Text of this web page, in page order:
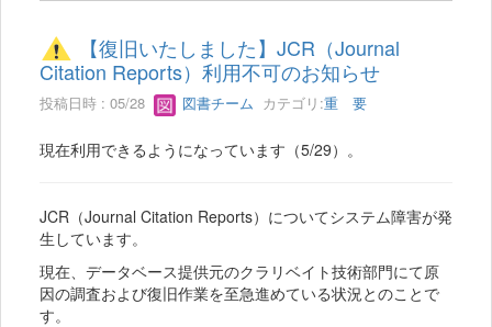
【復旧いたしました】JCR（Journal
Citation Reports）利用不可のお知らせ
投稿日時 : 05/28 図書チーム カテゴリ:重 要
現在利用できるようになっています（5/29）。
JCR（Journal Citation Reports）についてシステム障害が発
生しています。
現在、データベース提供元のクラリベイト技術部門にて原
因の調査および復旧作業を至急進めている状況とのことで
す。